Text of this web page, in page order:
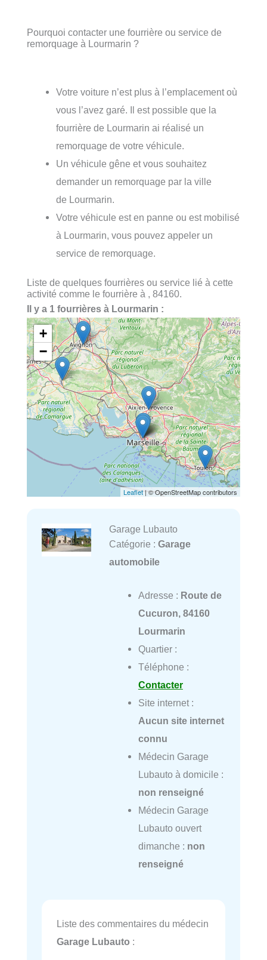
Pourquoi contacter une fourrière ou service de
remorquage à Lourmarin ?
Votre voiture n’est plus à l’emplacement où
vous l’avez garé. Il est possible que la
fourrière de Lourmarin ai réalisé un
remorquage de votre véhicule.
Un véhicule gêne et vous souhaitez
demander un remorquage par la ville
de Lourmarin.
Votre véhicule est en panne ou est mobilisé
à Lourmarin, vous pouvez appeler un
service de remorquage.
Liste de quelques fourrières ou service lié à cette
activité comme le fourrière à , 84160.
Il y a 1 fourrières à Lourmarin :
+
−
Leaflet| © OpenStreetMap contributors
Garage Lubauto
Catégorie : Garage
automobile
Adresse : Route de
Cucuron, 84160
Lourmarin
Quartier :
Téléphone :
Contacter
Site internet :
Aucun site internet
connu
Médecin Garage
Lubauto à domicile :
non renseigné
Médecin Garage
Lubauto ouvert
dimanche : non
renseigné
Liste des commentaires du médecin
Garage Lubauto :